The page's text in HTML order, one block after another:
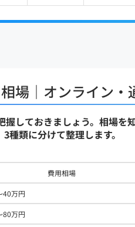
Hub / Pardot
場｜オンライン・
しておきましょう。相場
類に分けて整理します。
費用相場
40万円
80万円